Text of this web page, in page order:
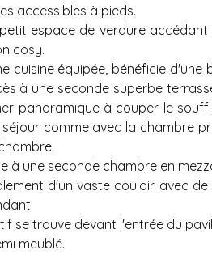
accessibles à pieds.
espace de verdure
cosy.
cuisine équipée, bénéficie
à une seconde superbe
panoramique à couper le
comme avec la chambre
à une seconde chambre en
d'un vaste couloir avec
se trouve devant l'entrée du
meublé.